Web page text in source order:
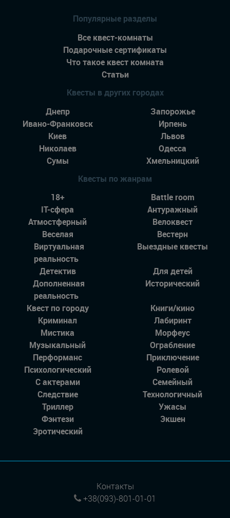
Популярные разделы
Все квест-комнаты
Подарочные сертификаты
Что такое квест комната
Статьи
Квесты в других городах
Днепр
Запорожье
Ивано-Франковск
Ирпень
Киев
Львов
Николаев
Одесса
Сумы
Хмельницкий
Квесты по жанрам
18+
Battle room
IT-сфера
Антуражный
Атмостферный
Велоквест
Веселая
Вестерн
Виртуальная
реальность
Выездные квесты
Детектив
Для детей
Дополненная
реальность
Исторический
Квест по городу
Книги/кино
Криминал
Лабиринт
Мистика
Морфеус
Музыкальный
Ограбление
Перформанс
Приключение
Психологический
Ролевой
С актерами
Семейный
Следствие
Технологичный
Триллер
Ужасы
Фэнтези
Экшен
Эротический
Контакты
+38(093)-801-01-01